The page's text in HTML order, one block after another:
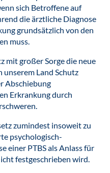
sich Betroffene auf
die ärztliche Diagnose
grundsätzlich von den
muss.
mit großer Sorge die neue
unserem Land Schutz
Abschiebung
Erkrankung durch
zumindest insoweit zu
psychologisch-
einer PTBS als Anlass für
festgeschrieben wird.